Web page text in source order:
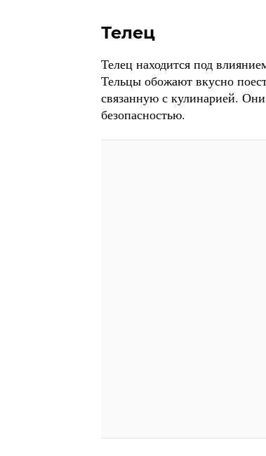
Телец
Телец находится под
Тельцы обожают вкусно
связанную с кулинарией.
безопасностью.